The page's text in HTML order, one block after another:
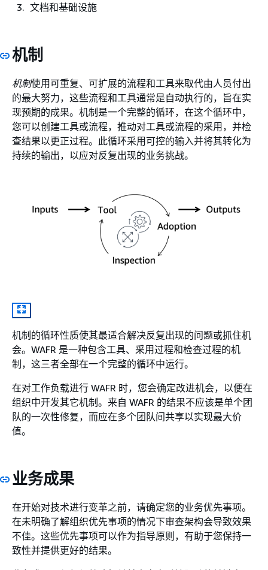
文档和基础设施
机制
机制使用可重复、可扩展的流程和工具来取代由人员付出
的最大努力，这些流程和工具通常是自动执行的，旨在实
现预期的成果。机制是一个完整的循环，在这个循环中，
您可以创建工具或流程，推动对工具或流程的采用，并检
查结果以更正过程。此循环采用可控的输入并将其转化为
持续的输出，以应对反复出现的业务挑战。
机制的循环性质使其最适合解决反复出现的问题或抓住机
会。WAFR 是一种包含工具、采用过程和检查过程的机
制，这三者全部在一个完整的循环中运行。
在对工作负载进行 WAFR 时，您会确定改进机会，以便在
组织中开发其它机制。来自 WAFR 的结果不应该是单个团
队的一次性修复，而应在多个团队间共享以实现最大价
值。
业务成果
在开始对技术进行变革之前，请确定您的业务优先事项。
在未明确了解组织优先事项的情况下审查架构会导致效果
不佳。这些优先事项可以作为指导原则，有助于您保持一
致性并提供更好的结果。